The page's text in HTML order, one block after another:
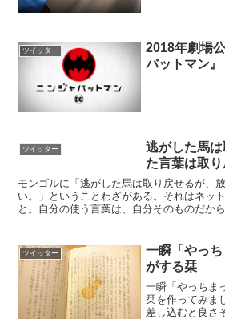
ツイッター
2018年劇場
バットマン』
ツイッター
逃がした馬
た言葉は取
モンゴルに「逃がした馬は取り戻せるが、
い。」ということわざがある。それはネッ
と。自分の使う言葉は、自分そのものだか
ツイッター
一瞬「やっ
がする栞
一瞬「やっちま
栞を作ってみま
差し込むと良さ